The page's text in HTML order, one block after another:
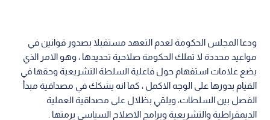
ودعا المجلس الحكومة لعدم التعهد مستقبلا بصدور قوانين في
مواعيد محددة لا تملك الحكومة صلاحية تحديدها ، وهو الامر الذي
يضع علامات استفهام حول فاعلية السلطة التشريعية وحقها في
القيام بدورها على الوجه الاكمل ، كما انه يشكك في مصداقية مبدأ
الفصل بين السلطات، ويلقي بظلال على مصداقية العملية
الديمقراطية والتشريعية وبرامج الاصلاح السياسي برمتها .